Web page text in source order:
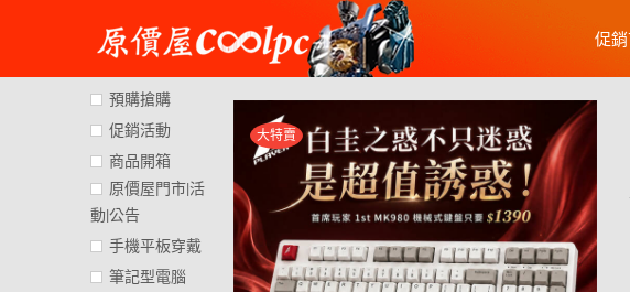
content
促
大特賣
預購搶購
促銷活動
商品開箱
原價屋門市|活
動|公告
手機平板穿戴
筆記型電腦